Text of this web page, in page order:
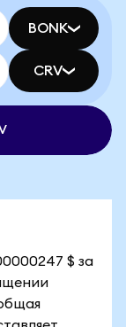
BONK
CRV
$ за